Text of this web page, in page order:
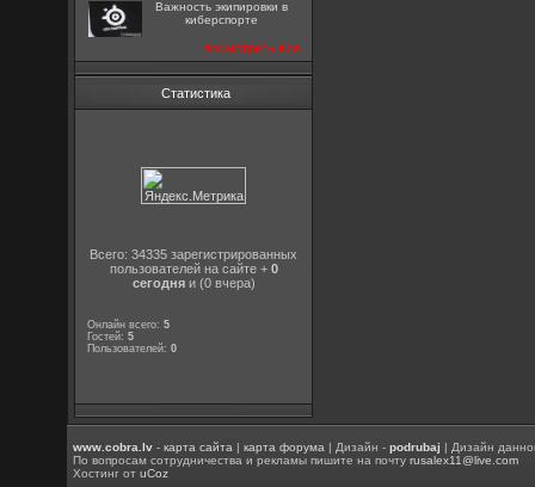
Важность экипировки в
киберспорте
посмотреть все
Статистика
Всего: 34335 зарегистрированных
пользователей на сайте + 0
сегодняи (0 вчера)
Онлайн всего:5
Гостей:5
Пользователей:0
www.cobra.lv -карта сайта |карта форума | Дизайн -podrubaj | Дизайн
По вопросам сотрудничества и рекламы пишите на почтуrusalex11@live.com
Хостинг отuCoz